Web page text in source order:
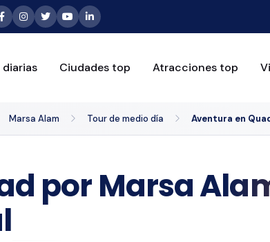
diarias Ciudades top Atracciones top
Marsa Alam Tour de medio día Aventura en
por Marsa